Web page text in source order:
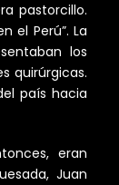
pastorcillo.
el Perú”. La
los
quirúrgicas.
país hacia
eran
Juan